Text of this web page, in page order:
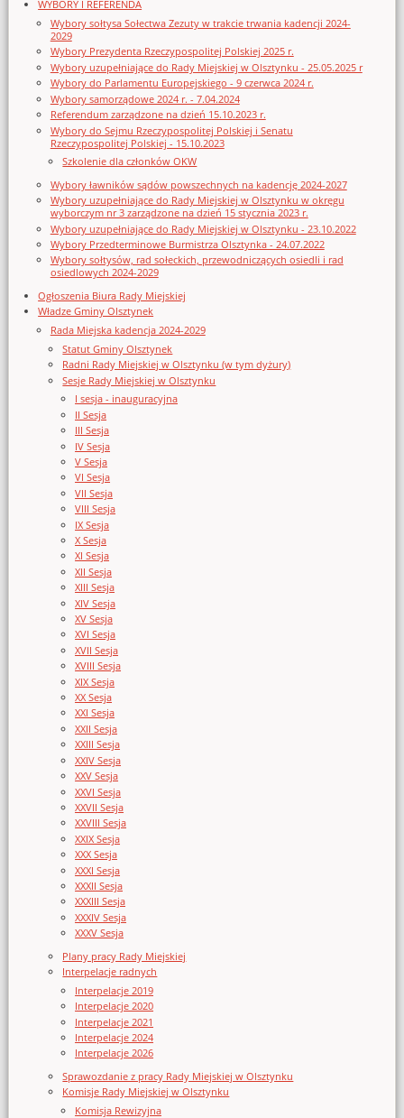
WYBORY I REFERENDA
Wybory sołtysa Sołectwa Zezuty w trakcie trwania kadencji 2024-
2029
Wybory Prezydenta Rzeczypospolitej Polskiej 2025 r.
Wybory uzupełniające do Rady Miejskiej w Olsztynku - 25.05.2025 r
Wybory do Parlamentu Europejskiego - 9 czerwca 2024 r.
Wybory samorządowe 2024 r. - 7.04.2024
Referendum zarządzone na dzień 15.10.2023 r.
Wybory do Sejmu Rzeczypospolitej Polskiej i Senatu
Rzeczypospolitej Polskiej - 15.10.2023
Szkolenie dla członków OKW
Wybory ławników sądów powszechnych na kadencję 2024-2027
Wybory uzupełniające do Rady Miejskiej w Olsztynku w okręgu
wyborczym nr 3 zarządzone na dzień 15 stycznia 2023 r.
Wybory uzupełniające do Rady Miejskiej w Olsztynku - 23.10.2022
Wybory Przedterminowe Burmistrza Olsztynka - 24.07.2022
Wybory sołtysów, rad sołeckich, przewodniczących osiedli i rad
osiedlowych 2024-2029
Ogłoszenia Biura Rady Miejskiej
Władze Gminy Olsztynek
Rada Miejska kadencja 2024-2029
Statut Gminy Olsztynek
Radni Rady Miejskiej w Olsztynku (w tym dyżury)
Sesje Rady Miejskiej w Olsztynku
I sesja - inauguracyjna
II Sesja
III Sesja
IV Sesja
V Sesja
VI Sesja
VII Sesja
VIII Sesja
IX Sesja
X Sesja
XI Sesja
XII Sesja
XIII Sesja
XIV Sesja
XV Sesja
XVI Sesja
XVII Sesja
XVIII Sesja
XIX Sesja
XX Sesja
XXI Sesja
XXII Sesja
XXIII Sesja
XXIV Sesja
XXV Sesja
XXVI Sesja
XXVII Sesja
XXVIII Sesja
XXIX Sesja
XXX Sesja
XXXI Sesja
XXXII Sesja
XXXIII Sesja
XXXIV Sesja
XXXV Sesja
Plany pracy Rady Miejskiej
Interpelacje radnych
Interpelacje 2019
Interpelacje 2020
Interpelacje 2021
Interpelacje 2024
Interpelacje 2026
Sprawozdanie z pracy Rady Miejskiej w Olsztynku
Komisje Rady Miejskiej w Olsztynku
Komisja Rewizyjna